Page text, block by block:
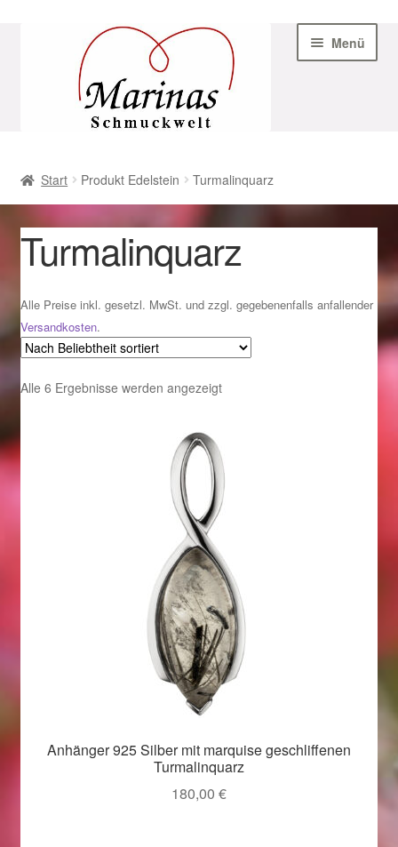
Navigation
Menü
AGB
Beispiel-Seite
Datenschutz
Geschenke zu Ostern 2023
Geschenke zu Ostern 2024
Geschenkideen für Weihnachten 2022
Geschenkideen für Weihnachten 2023
Geschenkideen für Weihnachten 2024
Geschenkideen für Weihnachten 2025
Halloween Schmuck online kaufen 2015
Halloween Schmuck online kaufen 2016
Halloween Schmuck online kaufen 2017
Halloween Schmuck online kaufen 2018
Start Produkt Edelstein Turmalinquarz
Turmalinquarz
Alle Preise inkl. gesetzl. MwSt. und zzgl. gegebenenfalls anfallender
Versandkosten.
Alle 6 Ergebnisse werden angezeigtNach
Anhänger 925 Silber mit marquise geschliffenen
Turmalinquarz
180,00 €